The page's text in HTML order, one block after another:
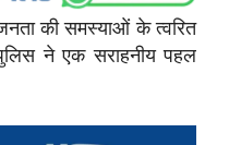
की समस्याओं के त्वरित
ने एक सराहनीय पहल